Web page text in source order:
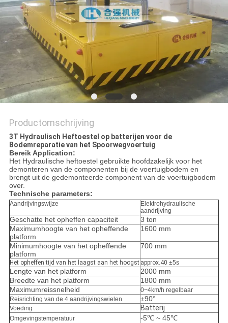
Productomschrijving
3T Hydraulisch Heftoestel op batterijen voor de
Bodemreparatie van het Spoorwegvoertuig
Bereik Application:
Het Hydraulische heftoestelgebruikte hoofdzakelijk voor het
demonteren van de componenten bij de voertuigbodem en
brengt uit de gedemonteerde component van de voertuigbodem
over.
Technische parameters:
Aandrijvingswijze
Elektrohydraulische
aandrijving
Geschatte het opheffen capaciteit
3 ton
Maximumhoogte van het opheffende
platform
1600 mm
Minimumhoogte van het opheffende
platform
700 mm
Het opheffen tijd van het laagst aan het hoogst approx.40 ±5s
Lengte van het platform
2000 mm
Breedte van het platform
1800 mm
Maximumreissnelheid
0~4km/h regelbaar
Reisrichting van de 4 aandrijvingswielen
±90°
Voeding Batterij
Omgevingstemperatuur -5℃ ~ 45℃